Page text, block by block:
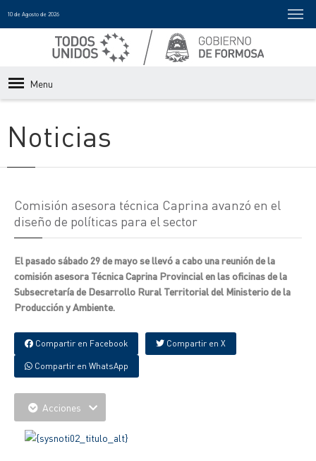
10 de Agosto de 2026
Menu
Noticias
Comisión asesora técnica Caprina avanzó en el
diseño de políticas para el sector
El pasado sábado 29 de mayo se llevó a cabo una reunión de la
comisión asesora Técnica Caprina Provincial en las oficinas de la
Subsecretaría de Desarrollo Rural Territorial del Ministerio de la
Producción y Ambiente.
Compartir en Facebook Compartir en X
Compartir en WhatsApp
Acciones